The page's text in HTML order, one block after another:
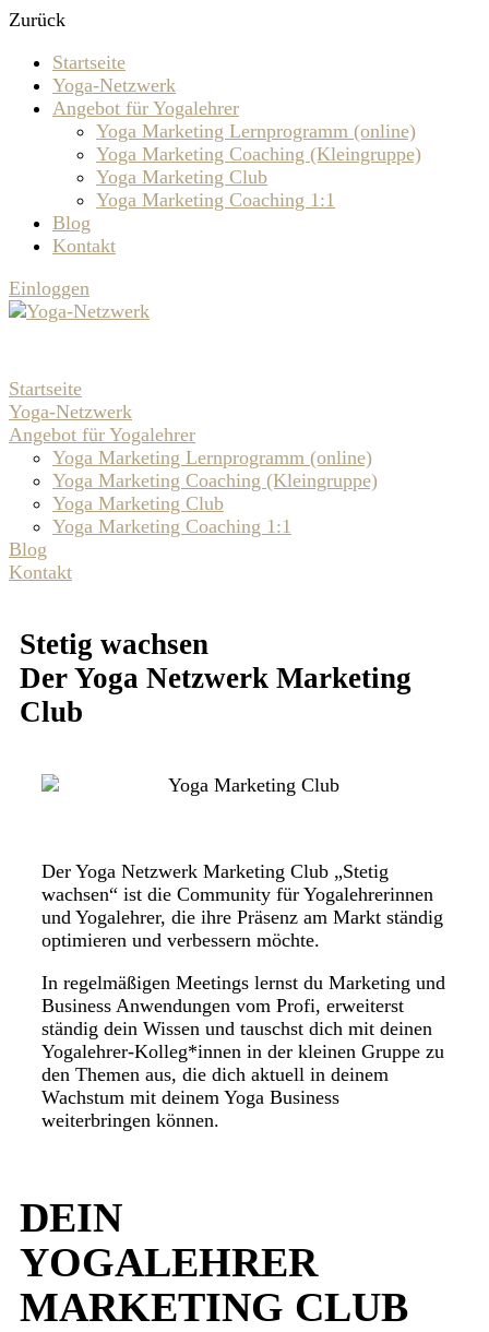
Zurück
Startseite
Yoga-Netzwerk
Angebot für Yogalehrer
Yoga Marketing Lernprogramm (online)
Yoga Marketing Coaching (Kleingruppe)
Yoga Marketing Club
Yoga Marketing Coaching 1:1
Blog
Kontakt
Einloggen
Startseite
Yoga-Netzwerk
Angebot für Yogalehrer
Yoga Marketing Lernprogramm (online)
Yoga Marketing Coaching (Kleingruppe)
Yoga Marketing Club
Yoga Marketing Coaching 1:1
Blog
Kontakt
Stetig wachsen
Der Yoga Netzwerk Marketing
Club
Der Yoga Netzwerk Marketing Club „Stetig
wachsen“ ist die Community für Yogalehrerinnen
und Yogalehrer, die ihre Präsenz am Markt ständig
optimieren und verbessern möchte.
In regelmäßigen Meetings lernst du Marketing und
Business Anwendungen vom Profi, erweiterst
ständig dein Wissen und tauschst dich mit deinen
Yogalehrer-Kolleg*innen in der kleinen Gruppe zu
den Themen aus, die dich aktuell in deinem
Wachstum mit deinem Yoga Business
weiterbringen können.
DEIN
YOGALEHRER
MARKETING CLUB